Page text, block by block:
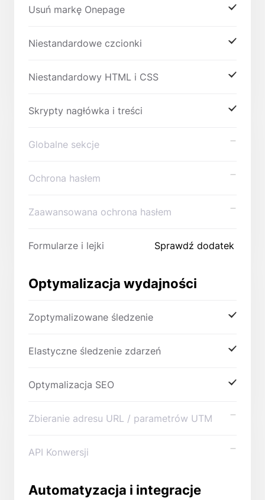
Usuń markę Onepage
Niestandardowe czcionki
Niestandardowy HTML i CSS
Skrypty nagłówka i treści
Globalne sekcje
Ochrona hasłem
Zaawansowana ochrona hasłem
Formularze i lejki Sprawdź dodatek
Optymalizacja wydajności
Zoptymalizowane śledzenie
Elastyczne śledzenie zdarzeń
Optymalizacja SEO
Zbieranie adresu URL / parametrów UTM
API Konwersji
Automatyzacja i integracje